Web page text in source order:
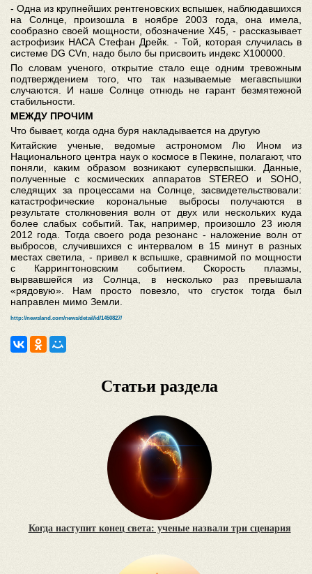
- Одна из крупнейших рентгеновских вспышек, наблюдавшихся
на Солнце, произошла в ноябре 2003 года, она имела,
сообразно своей мощности, обозначение Х45, - рассказывает
астрофизик НАСА Стефан Дрейк. - Той, которая случилась в
системе DG CVn, надо было бы присвоить индекс X100000.
По словам ученого, открытие стало еще одним тревожным
подтверждением того, что так называемые мегавспышки
случаются. И наше Солнце отнюдь не гарант безмятежной
стабильности.
МЕЖДУ ПРОЧИМ
Что бывает, когда одна буря накладывается на другую
Китайские ученые, ведомые астрономом Лю Ином из
Национального центра наук о космосе в Пекине, полагают, что
поняли, каким образом возникают супервспышки. Данные,
полученные с космических аппаратов STEREO и SOHO,
следящих за процессами на Солнце, засвидетельствовали:
катастрофические корональные выбросы получаются в
результате столкновения волн от двух или нескольких куда
более слабых событий. Так, например, произошло 23 июля
2012 года. Тогда своего рода резонанс - наложение волн от
выбросов, случившихся с интервалом в 15 минут в разных
местах светила, - привел к вспышке, сравнимой по мощности
с Каррингтоновским событием. Скорость плазмы,
вырвавшейся из Солнца, в несколько раз превышала
«рядовую». Нам просто повезло, что сгусток тогда был
направлен мимо Земли.
http://newsland.com/news/detail/id/1450827/
Статьи раздела
Когда наступит конец света: ученые назвали три сценария